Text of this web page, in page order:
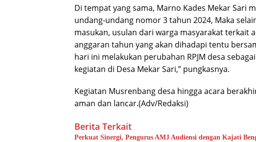
Di tempat yang sama, Marno Kades Mekar Sari
undang-undang nomor 3 tahun 2024, Maka
masukan, usulan dari warga masyarakat terkait
anggaran tahun yang akan dihadapi tentu
hari ini melakukan perubahan RPJM desa
kegiatan di Desa Mekar Sari,” pungkasnya.
Kegiatan Musrenbang desa hingga acara
aman dan lancar.(Adv/Redaksi)
Berita Terkait
Perkuat Sinergi, Pengurus AMJ Audiensi dengan Kajati